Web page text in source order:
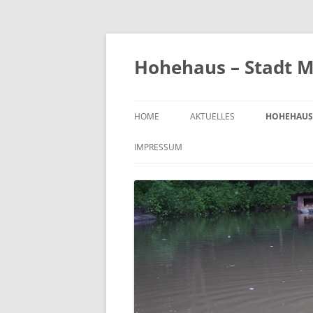
Zum
springen
Hohehaus – Stadt
HOME AKTUELLES HOHEHAUS
ORTS-
1989
BILDER
FRIEDHOF
IMPRESSUM